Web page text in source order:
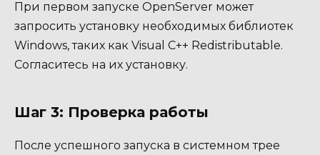
При первом запуске OpenServer может
запросить установку необходимых библиотек
Windows, таких как Visual C++ Redistributable.
Согласитесь на их установку.
Шаг 3: Проверка работы
После успешного запуска в системном трее